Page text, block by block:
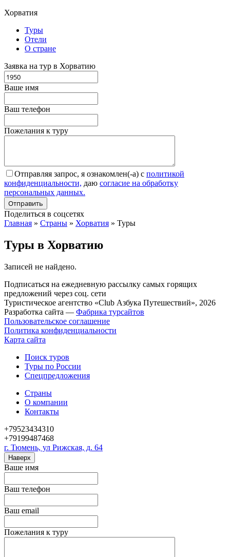
Хорватия
Туры
Отели
О стране
Заявка на тур в Хорватию
Ваше имя
Ваш телефон
Пожелания к туру
Отправляя запрос, я ознакомлен(-а) с политикой
конфиденциальности, даю согласие на обработку
персональных данных.
Поделиться в соцсетях
Главная » Страны » Хорватия » Туры
Туры в Хорватию
Записей не найдено.
Подписаться на ежедневную рассылку самых горящих
предложений через соц. сети
Туристическое агентство «Club Азбука Путешествий», 2026
Разработка сайта — Фабрика турсайтов
Пользовательское соглашение
Политика конфиденциальности
Карта сайта
Поиск туров
Туры по России
Спецпредложения
Страны
О компании
Контакты
+79523434310
+79199487468
г. Тюмень, ул Рижская, д. 64
Наверх
Ваше имя
Ваш телефон
Ваш email
Пожелания к туру